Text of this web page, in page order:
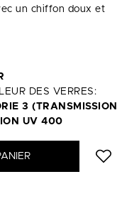
un chiffon doux et
DES VERRES:
3 (TRANSMISSION
UV 400